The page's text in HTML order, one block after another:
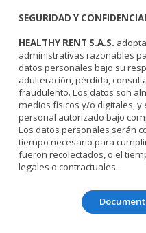
SEGURIDAD Y
HEALTHY RENT S.A.S.
administrativas razonables
datos personales bajo su
adulteración, pérdida,
fraudulento. Los datos son
medios físicos y/o digitales, y
personal autorizado bajo
Los datos personales serán
tiempo necesario para
fueron recolectados, o el
legales o contractuales.